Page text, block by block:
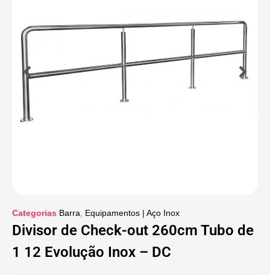
Categorias Barra Equipamentos | Aço Inox
Divisor de Check-out 260cm Tubo de
1 12 Evolução Inox – DC
ML-CC20
2.220,00